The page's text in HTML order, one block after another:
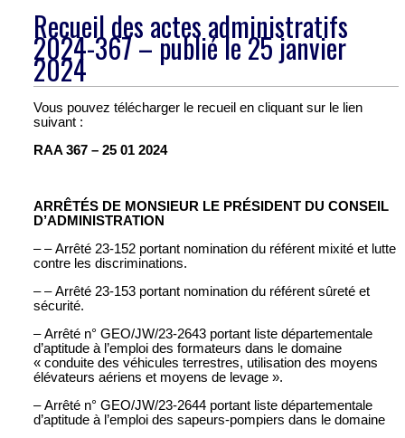
Recueil des actes administratifs
2024-367 – publié le 25 janvier
2024
Vous pouvez télécharger le recueil en cliquant sur le lien
suivant :
RAA 367 – 25 01 2024
ARRÊTÉS DE MONSIEUR LE PRÉSIDENT DU CONSEIL
D’ADMINISTRATION
– – Arrêté 23-152 portant nomination du référent mixité et lutte
contre les discriminations.
– – Arrêté 23-153 portant nomination du référent sûreté et
sécurité.
– Arrêté n° GEO/JW/23-2643 portant liste départementale
d’aptitude à l’emploi des formateurs dans le domaine
« conduite des véhicules terrestres, utilisation des moyens
élévateurs aériens et moyens de levage ».
– Arrêté n° GEO/JW/23-2644 portant liste départementale
d’aptitude à l’emploi des sapeurs-pompiers dans le domaine